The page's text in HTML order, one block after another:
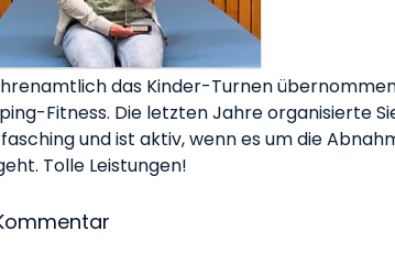
das Kinder-Turnen
Fitness. Die letzten Jahre organisierte
und ist aktiv, wenn es um die
Tolle Leistungen!